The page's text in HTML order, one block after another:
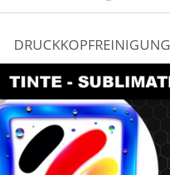
DRUCKKOPFREINIGUNG